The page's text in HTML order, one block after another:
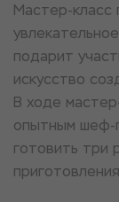
Мастер-класс
подарит
искусство
В ходе
опытным шеф-
готовить три